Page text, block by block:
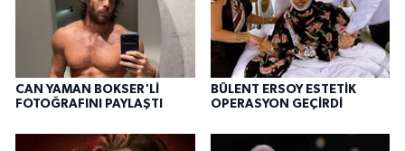
CAN YAMAN BOKSER'Lİ
FOTOĞRAFINI PAYLAŞTI
BÜLENT ERSOY ESTETİK
OPERASYON GEÇİRDİ